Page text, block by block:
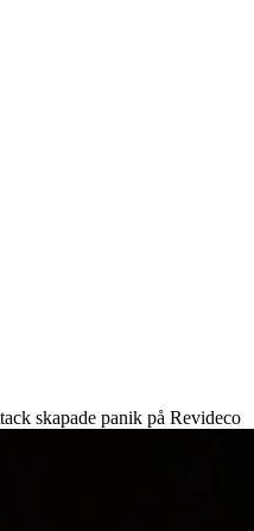
skapade panik på Revideco